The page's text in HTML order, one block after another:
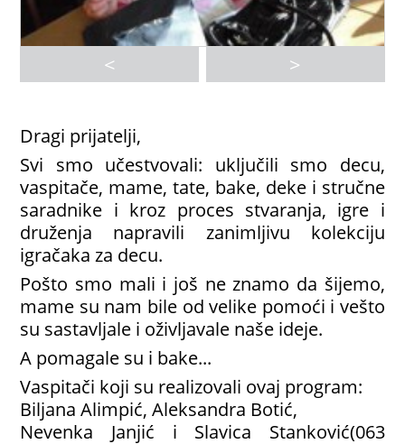
< >
Dragi prijatelji,
Svi smo učestvovali: uključili smo decu,
vaspitače, mame, tate, bake, deke i stručne
saradnike i kroz proces stvaranja, igre i
druženja napravili zanimljivu kolekciju
igračaka za decu.
Pošto smo mali i još ne znamo da šijemo,
mame su nam bile od velike pomoći i vešto
su sastavljale i oživljavale naše ideje.
A pomagale su i bake...
Vaspitači koji su realizovali ovaj program:
Biljana Alimpić, Aleksandra Botić,
Nevenka Janjić i Slavica Stanković(063